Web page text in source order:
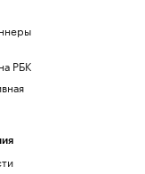
РБК